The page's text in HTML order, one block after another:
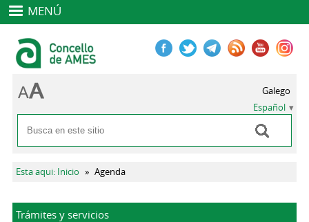
MENÚ
Formulario de búsqueda
Buscar
Galego
Español
Se encuentra usted aquí
Esta aqui: Inicio » Agenda
Trámites y servicios